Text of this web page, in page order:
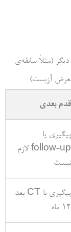
(مثلاً سابقه‌­ی
معرض آزبست)
قدم بعدی
پیگیری یا
follow-up لازم
نیست
پیگیری با CT بعد
12 ماه